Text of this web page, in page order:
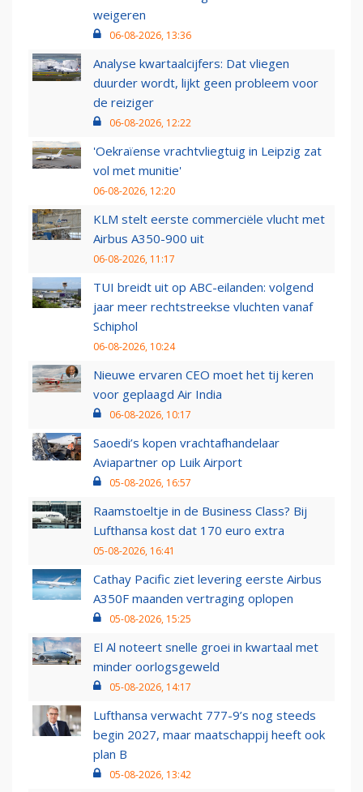
weigeren
06-08-2026, 13:36
Analyse kwartaalcijfers: Dat vliegen
duurder wordt, lijkt geen probleem voor
de reiziger
06-08-2026, 12:22
'Oekraïense vrachtvliegtuig in Leipzig zat
vol met munitie'
06-08-2026, 12:20
KLM stelt eerste commerciële vlucht met
Airbus A350-900 uit
06-08-2026, 11:17
TUI breidt uit op ABC-eilanden: volgend
jaar meer rechtstreekse vluchten vanaf
Schiphol
06-08-2026, 10:24
Nieuwe ervaren CEO moet het tij keren
voor geplaagd Air India
06-08-2026, 10:17
Saoedi’s kopen vrachtafhandelaar
Aviapartner op Luik Airport
05-08-2026, 16:57
Raamstoeltje in de Business Class? Bij
Lufthansa kost dat 170 euro extra
05-08-2026, 16:41
Cathay Pacific ziet levering eerste Airbus
A350F maanden vertraging oplopen
05-08-2026, 15:25
El Al noteert snelle groei in kwartaal met
minder oorlogsgeweld
05-08-2026, 14:17
Lufthansa verwacht 777-9’s nog steeds
begin 2027, maar maatschappij heeft ook
plan B
05-08-2026, 13:42